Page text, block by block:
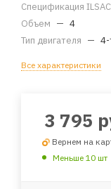
Спецификация ILSAC
Объем — 4
Тип двигателя — 4-
Все характеристики
3 795
Вернем на
Меньше 10 шт